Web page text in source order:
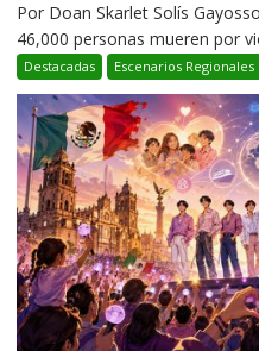
Por Doan Skarlet Solís
46,000 personas mueren por
Destacadas Escenarios